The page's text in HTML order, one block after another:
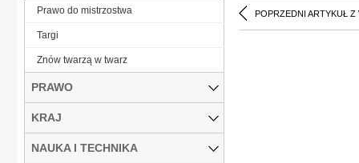
POPRZEDNI ARTYKUŁ Z
Prawo do mistrzostwa
Targi
Znów twarzą w twarz
PRAWO
KRAJ
NAUKA I TECHNIKA